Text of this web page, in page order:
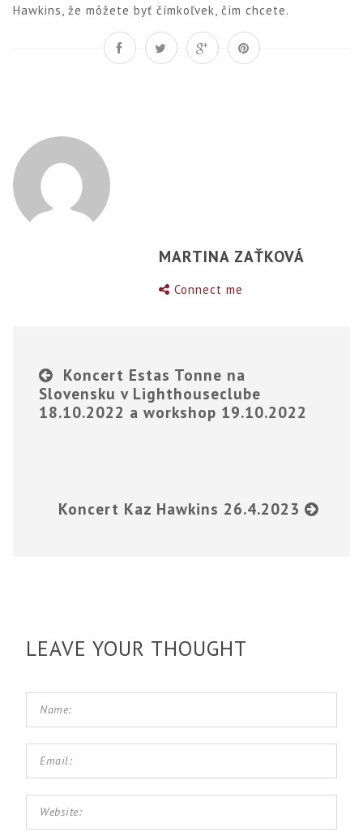
Hawkins, že môžete byť čímkoľvek, čím chcete.
MARTINA ZAŤKOVÁ
Connect me
Koncert Estas Tonne na
Slovensku v Lighthouseclube
18.10.2022 a workshop 19.10.2022
Koncert Kaz Hawkins 26.4.2023
LEAVE YOUR THOUGHT